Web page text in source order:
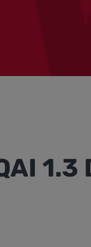
1.3